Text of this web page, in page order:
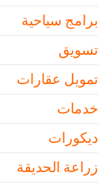
برامج سياحية
تسويق
تمويل عقارات
خدمات
ديكورات
زراعة الحديقة